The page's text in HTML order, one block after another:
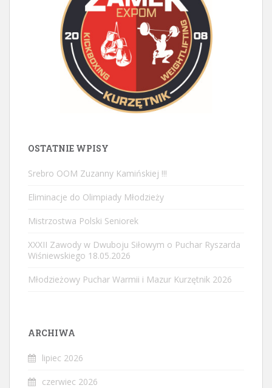
OSTATNIE WPISY
Srebro OOM Zuzanny Kamińskiej !!!
Eliminacje do Olimpiady Młodzieży
Mistrzostwa Polski Seniorek
XXXII Zawody w Dwuboju Siłowym o Puchar Ryszarda
Wiśniewskiego 18.05.2026
Młodzieżowy Puchar Warmii i Mazur Kurzętnik 2026
ARCHIWA
lipiec 2026
czerwiec 2026